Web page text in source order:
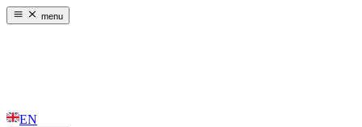
menu
EN